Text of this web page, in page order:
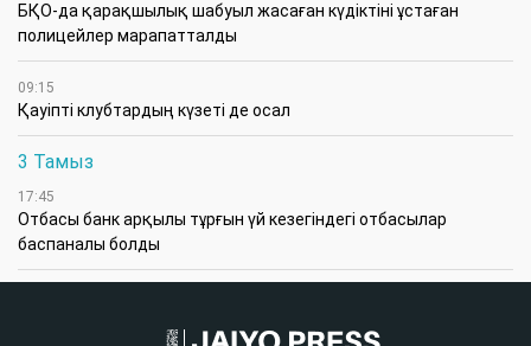
БҚО-да қарақшылық шабуыл жасаған күдіктіні ұстаған
полицейлер марапатталды
09:15
Қауіпті клубтардың күзеті де осал
3 Тамыз
17:45
Отбасы банк арқылы тұрғын үй кезегіндегі отбасылар
баспаналы болды